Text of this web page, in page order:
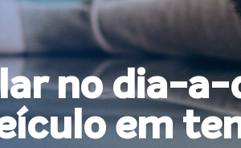
no dia-a-
em